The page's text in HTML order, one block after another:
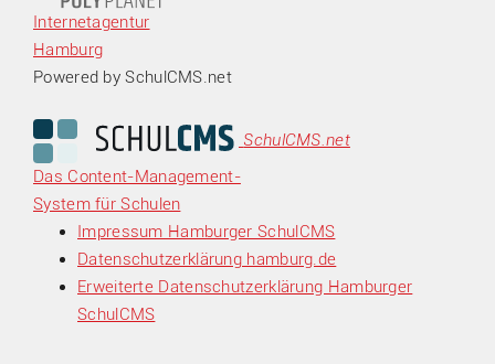
Internetagentur
Hamburg
Powered by SchulCMS.net
SchulCMS.net
Das Content-Management-
System für Schulen
Impressum Hamburger SchulCMS
Datenschutzerklärung hamburg.de
Erweiterte Datenschutzerklärung Hamburger
SchulCMS